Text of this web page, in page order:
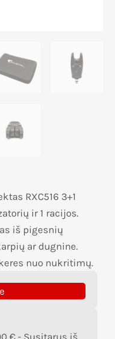
RXC516 3+1
ir 1 racijos.
iš pigesnių
ar dugnine.
nuo nukritimų.